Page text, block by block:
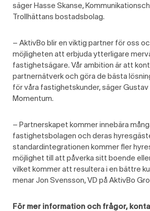
säger Hasse Skanse,
Trollhättans bostadsbolag.
– AktivBo blir en viktig partner för oss
möjligheten att erbjuda ytterligare
fastighetsägare. Vår ambition är att
partnernätverk och göra de bästa
för våra fastighetskunder, säger Gustav
Momentum.
– Partnerskapet kommer innebära
fastighetsbolagen och deras
standardintegrationen kommer fler
möjlighet till att påverka sitt boende
vilket kommer att resultera i en bättre
menar Jon Svensson, VD på AktivBo
För mer information och frågor,